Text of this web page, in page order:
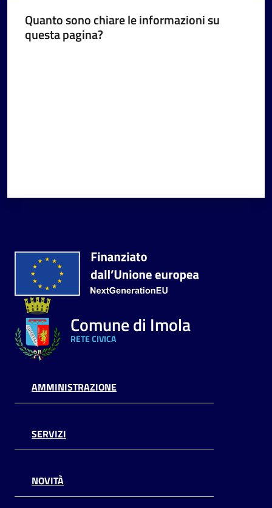
Quanto sono chiare le informazioni su
questa pagina?
Comune di Imola
RETE CIVICA
AMMINISTRAZIONE
SERVIZI
NOVITÀ